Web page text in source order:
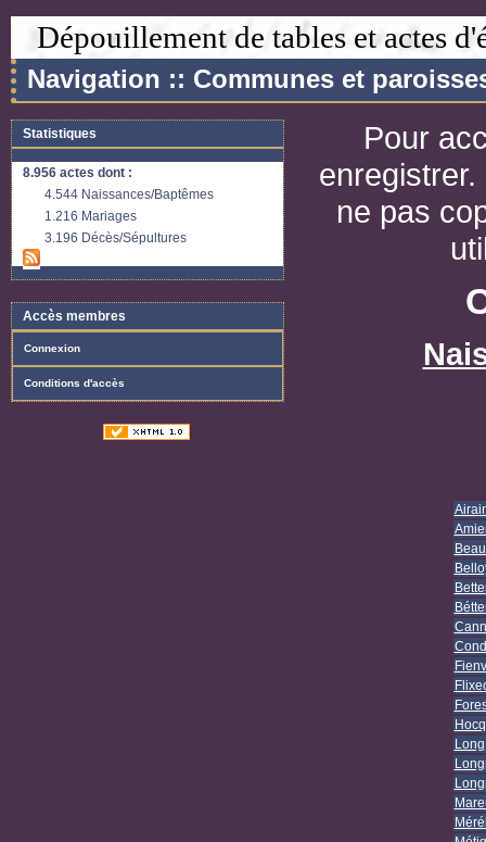
Dépouillement de tables et actes
Navigation :: Communes et
Statistiques
8.956 actes dont :
4.544 Naissances/Baptêmes
1.216 Mariages
3.196 Décès/Sépultures
Accès membres
Connexion
Conditions d'accès
Pour
ne pas
Long